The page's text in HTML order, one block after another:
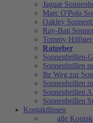
Jaguar
Marc O'Polo
Oakley
Ray-Ban
Tommy Hilfiger
Ratgeber
Sonnenbrillen-
Sonnenbrillen
Ihr Weg zur
Sonnenbrillen
Sonnenbrillen
Sonnenbrillen
Kontaktlinsen
alle